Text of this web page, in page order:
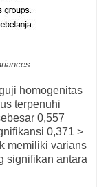
homogenitas
terpenuhi
0,557
0,371 >
memiliki varians
signifikan antara